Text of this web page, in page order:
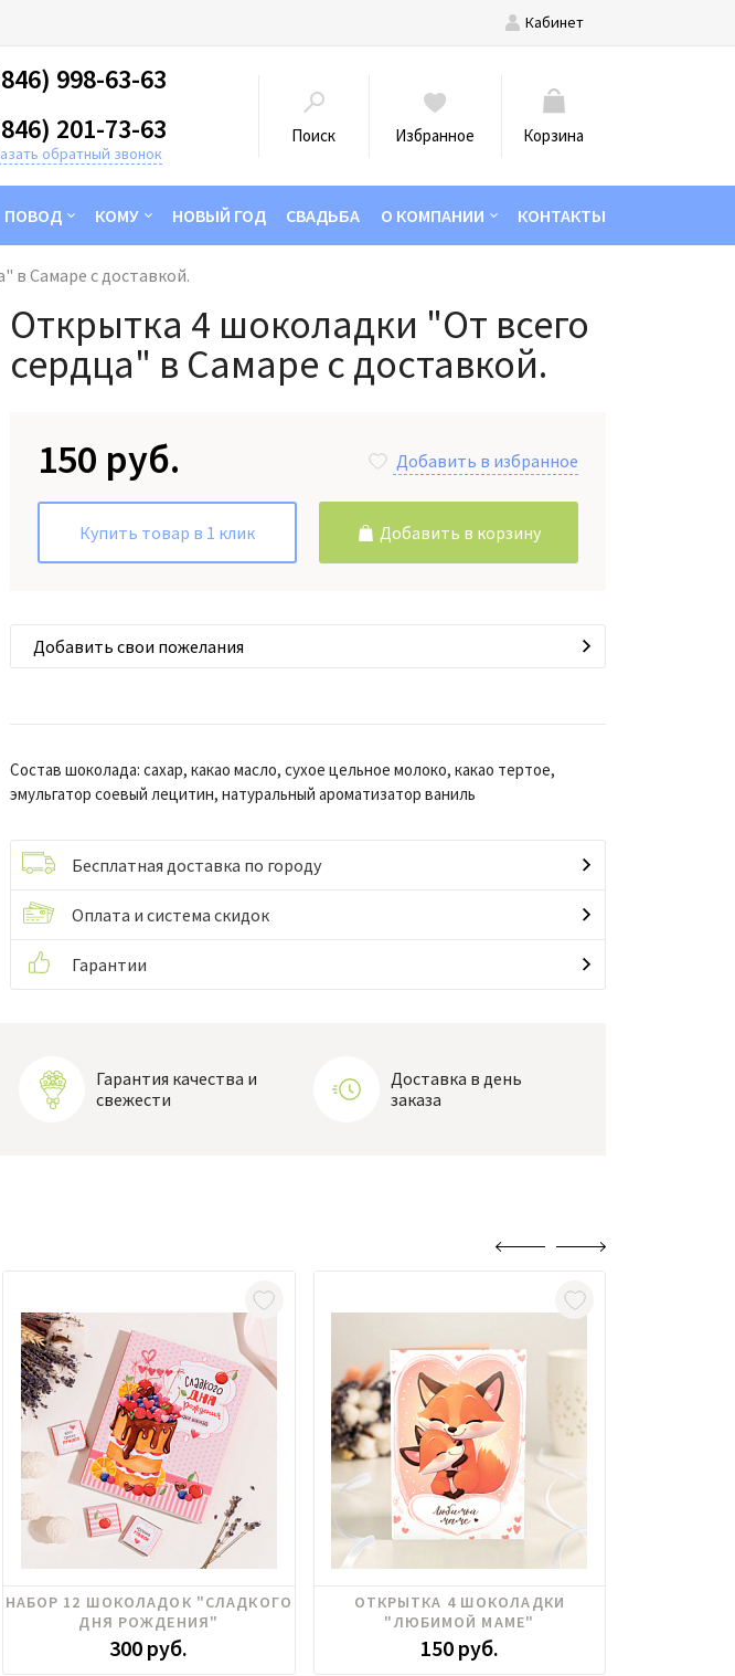
Кабинет
998-63-63
201-73-63
обратный звонок
Поиск Избранное Корзина
ПОВОД КОМУ НОВЫЙ ГОД СВАДЬБА О КОМПАНИИ КОНТАКТЫ
в Самаре с доставкой.
Открытка 4 шоколадки "От всего
сердца" в Самаре с доставкой.
150 руб.
Добавить в избранное
Купить товар в 1 клик Добавить в корзину
Добавить свои пожелания
Состав шоколада: сахар, какао масло, сухое цельное молоко, какао тертое,
эмульгатор соевый лецитин, натуральный ароматизатор ваниль
Бесплатная доставка по городу
Оплата и система скидок
Гарантии
Гарантия качества и
свежести
Доставка в день
заказа
НАБОР 12 ШОКОЛАДОК "СЛАДКОГО
ДНЯ РОЖДЕНИЯ"
300 руб.
ОТКРЫТКА 4 ШОКОЛАДКИ
"ЛЮБИМОЙ МАМЕ"
150 руб.